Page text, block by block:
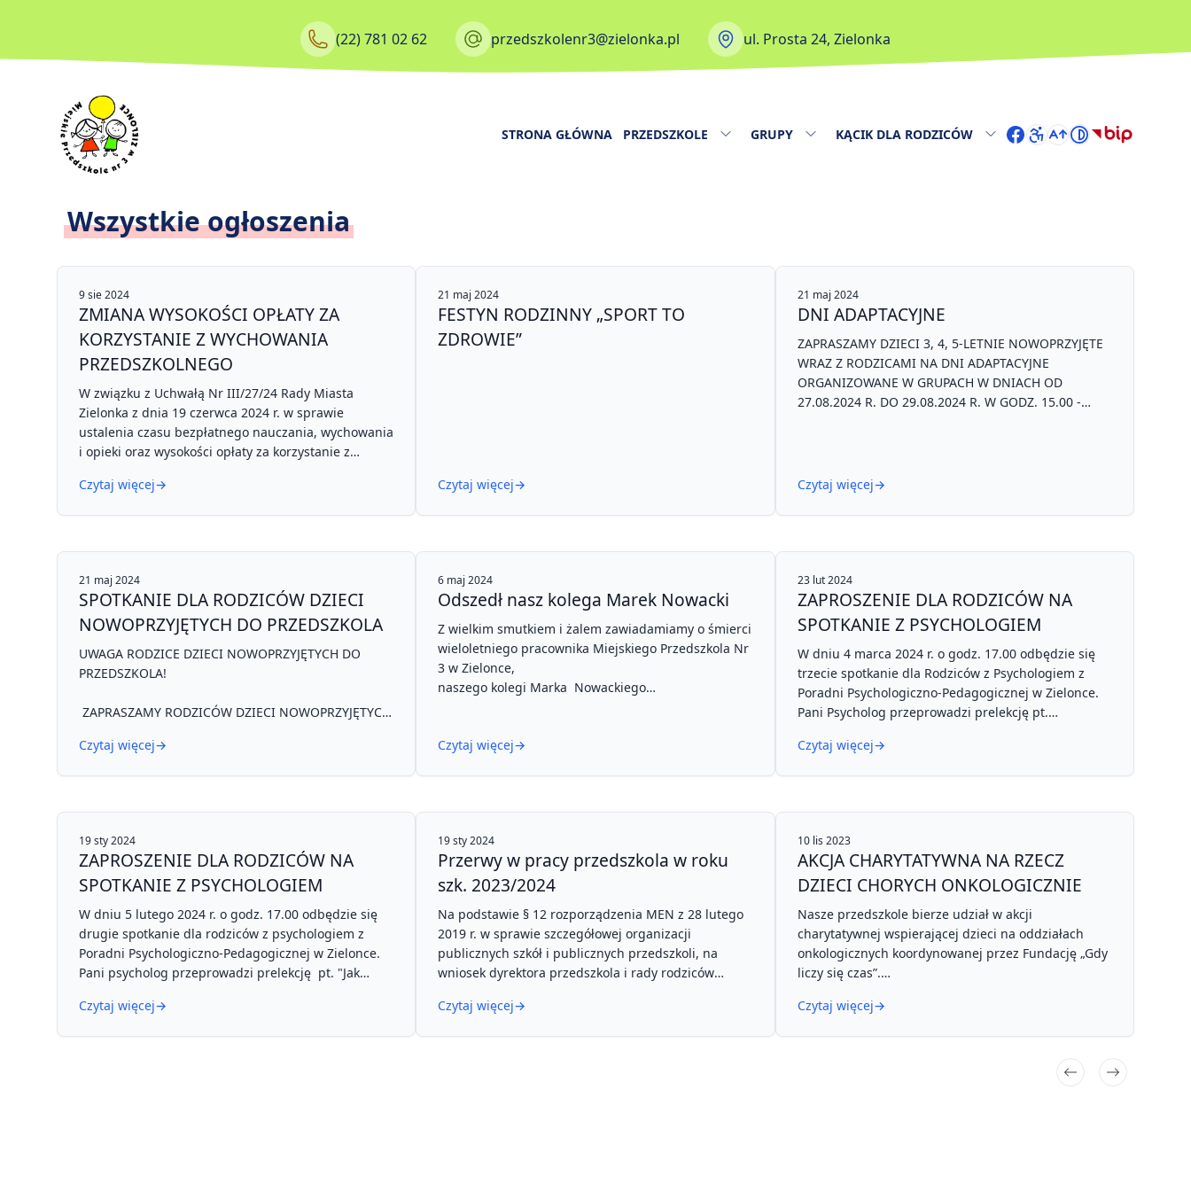
(22) 781 02 62
przedszkolenr3@zielonka.pl ul. Prosta 24, Zielonka
Strona główna
STRONA GŁÓWNA PRZEDSZKOLE GRUPY KĄCIK DLA RODZICÓW Facebook BIP
Wszystkie ogłoszenia
9 sie 2024
ZMIANA WYSOKOŚCI OPŁATY ZA
KORZYSTANIE Z WYCHOWANIA
PRZEDSZKOLNEGO
W związku z Uchwałą Nr III/27/24 Rady Miasta
Zielonka z dnia 19 czerwca 2024 r. w sprawie
ustalenia czasu bezpłatnego nauczania, wychowania
i opieki oraz wysokości opłaty za korzystanie z
dniem 1 września 2024 r. wzrasta opłata za każdą
przekraczającym czas bezpłatnego nauczania,
dotychczas koszt wynosił 1.00 zł.
Uchwała Nr III/27/24 Rady Miasta Zielonka z dnia
19.06.2024 r. - Pobierz
Czytaj więcej→
21 maj 2024
FESTYN RODZINNY „SPORT TO
ZDROWIE”
Czytaj więcej→
21 maj 2024
DNI ADAPTACYJNE
ZAPRASZAMY DZIECI 3, 4, 5-LETNIE NOWOPRZYJĘTE
WRAZ Z RODZICAMI NA DNI ADAPTACYJNE
ORGANIZOWANE W GRUPACH W DNIACH OD
27.08.2024 R. DO 29.08.2024 R. W GODZ. 15.00 -
RODZICA ORAZ O ZABRANIE DLA DZIECI OBUWIA NA
Czytaj więcej→
21 maj 2024
SPOTKANIE DLA RODZICÓW DZIECI
NOWOPRZYJĘTYCH DO PRZEDSZKOLA
UWAGA RODZICE DZIECI NOWOPRZYJĘTYCH DO
PRZEDSZKOLA!
ZAPRASZAMY RODZICÓW DZIECI NOWOPRZYJĘTYCH
PRELEKCJA PSYCHOLOGA DOTYCZĄCA SPOSOBÓW
ROZWIJANIA GOTOWOŚCI DZIECKA DO
PRZEKROCZENIA PROGU PRZEDSZKOLA.
ZAPOZNANIE Z PROGRAMEM ADAPTACYJNYM DLA
DZIECI ROZPOCZYNAJĄCYCH EDUKACJĘ
PRZEDSZKOLNĄ „BĘDĘ PRZEDSZKOLAKIEM”,
REALIZOWANYM W NASZYM PRZEDSZKOLU.
ZAPOZNANIE Z ORGANIZACJĄ PRACY W MIEJSKIM
Czytaj więcej→
6 maj 2024
Odszedł nasz kolega Marek Nowacki
Z wielkim smutkiem i żalem zawiadamiamy o śmierci
wieloletniego pracownika Miejskiego Przedszkola Nr
3 w Zielonce,
naszego kolegi Marka Nowackiego
Z rodziną oraz bliskimi zmarłego łączymy się w bólu
Czytaj więcej→
23 lut 2024
ZAPROSZENIE DLA RODZICÓW NA
SPOTKANIE Z PSYCHOLOGIEM
W dniu 4 marca 2024 r. o godz. 17.00 odbędzie się
trzecie spotkanie dla Rodziców z Psychologiem z
Poradni Psychologiczno-Pedagogicznej w Zielonce.
Pani Psycholog przeprowadzi prelekcję pt.
zainteresowani spotkaniem, proszeni są o
Czytaj więcej→
19 sty 2024
ZAPROSZENIE DLA RODZICÓW NA
SPOTKANIE Z PSYCHOLOGIEM
W dniu 5 lutego 2024 r. o godz. 17.00 odbędzie się
drugie spotkanie dla rodziców z psychologiem z
Poradni Psychologiczno-Pedagogicznej w Zielonce.
Pani psycholog przeprowadzi prelekcję pt. "Jak
zainteresowani szkoleniem, proszeni są o
Czytaj więcej→
19 sty 2024
Przerwy w pracy przedszkola w roku
szk. 2023/2024
Na podstawie § 12 rozporządzenia MEN z 28 lutego
2019 r. w sprawie szczegółowej organizacji
publicznych szkół i publicznych przedszkoli, na
wniosek dyrektora przedszkola i rady rodziców
Miejskiego Przedszkola Nr 3 w Zielonce w dniach: 2
Czytaj więcej→
10 lis 2023
AKCJA CHARYTATYWNA NA RZECZ
DZIECI CHORYCH ONKOLOGICZNIE
Nasze przedszkole bierze udział w akcji
charytatywnej wspierającej dzieci na oddziałach
onkologicznych koordynowanej przez Fundację „Gdy
liczy się czas”.
Do dnia 1 grudnia 2023 r. prowadzimy w grupach
Czytaj więcej→